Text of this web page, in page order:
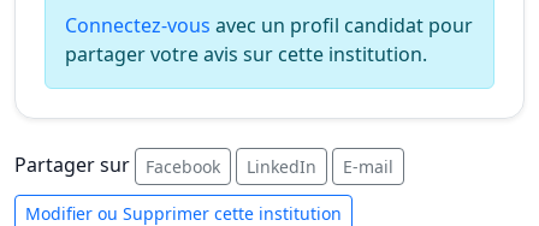
Connectez-vous avec un profil candidat pour
partager votre avis sur cette institution.
Partager sur Facebook LinkedIn E-mail
Modifier ou Supprimer cette institution